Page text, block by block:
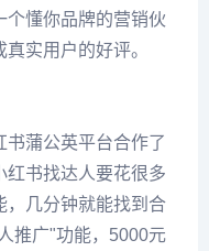
个懂你品牌的营销伙
实用户的好评。
蒲公英平台合作了
红书找达人要花很多
，几分钟就能找到合
推广"功能，5000元